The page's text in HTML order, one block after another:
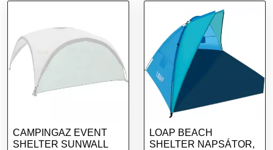
méret
CAMPINGAZ EVENT
SHELTER SUNWALL
LOAP BEACH
SHELTER NAPSÁTOR,